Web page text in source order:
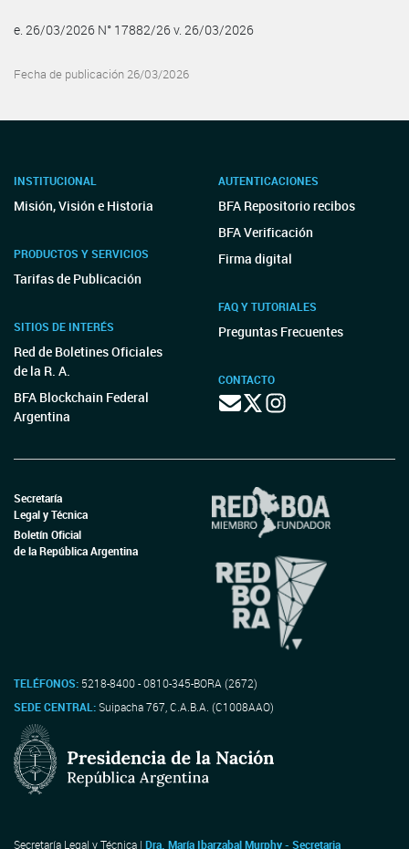
e. 26/03/2026 N° 17882/26 v. 26/03/2026
Fecha de publicación 26/03/2026
INSTITUCIONAL
Misión, Visión e Historia
PRODUCTOS Y SERVICIOS
Tarifas de Publicación
SITIOS DE INTERÉS
Red de Boletines Oficiales
de la R. A.
BFA Blockchain Federal
Argentina
AUTENTICACIONES
BFA Repositorio recibos
BFA Verificación
Firma digital
FAQ Y TUTORIALES
Preguntas Frecuentes
CONTACTO
Secretaría
Legal y Técnica
Boletín Oficial
de la República Argentina
TELÉFONOS: 5218-8400 - 0810-345-BORA (2672)
SEDE CENTRAL:Suipacha 767, C.A.B.A. (C1008AAO)
Secretaría Legal y Técnica | Dra. María Ibarzabal Murphy - Secretaria